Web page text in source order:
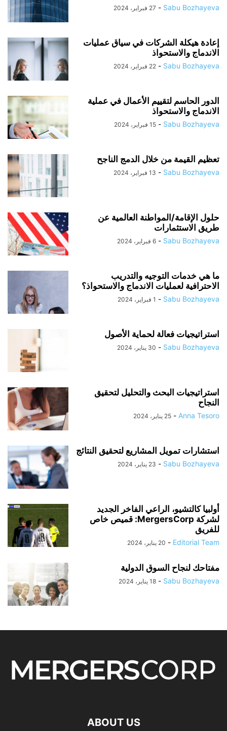
Sabu Bozhayeva
- 27 فبراير، 2024
إعادة هيكلة الشركات في سياق عمليات
الاندماج والاستحواذ
Sabu Bozhayeva
- 22 فبراير، 2024
الدور الحاسم لتقييم الأعمال في عملية
الاندماج والاستحواذ
Sabu Bozhayeva
- 15 فبراير، 2024
تعظيم القيمة من خلال الدمج الناجح
Sabu Bozhayeva
- 13 فبراير، 2024
حلول الإقامة/المواطنة العالمية عن
طريق الاستثمارات
Sabu Bozhayeva
- 6 فبراير، 2024
ما هي خدمات التوجيه والتدريب
الاحترافية لعمليات الاندماج والاستحواذ؟
Sabu Bozhayeva
- 1 فبراير، 2024
استراتيجيات فعالة لحماية الأصول
Sabu Bozhayeva
- 30 يناير، 2024
استراتيجيات البحث والتحليل لتحقيق
النجاح
Anna Tesoro
- 25 يناير، 2024
استشارات تمويل المشاريع لتحقيق النتائج
Sabu Bozhayeva
- 23 يناير، 2024
أولبيا كالتشيو، الراعي الفاخر الجديد
لشركة MergersCorp: قميص خاص
للفريق
Editorial Team
- 20 يناير، 2024
مفتاحك لنجاح السوق الدولية
Sabu Bozhayeva
- 18 يناير، 2024
ABOUT US